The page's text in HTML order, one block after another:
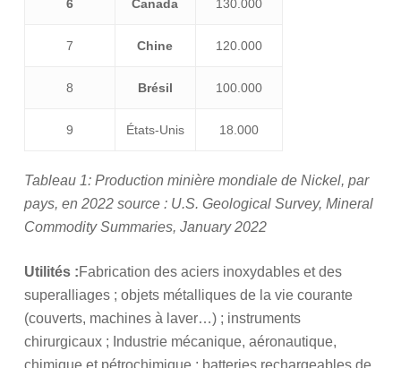
6 Canada 130.000
7 Chine 120.000
8 Brésil 100.000
9 États-Unis 18.000
Tableau 1: Production minière mondiale de Nickel, par
pays, en 2022 source : U.S. Geological Survey, Mineral
Commodity Summaries, January 2022
Utilités :Fabrication des aciers inoxydables et des
superalliages ; objets métalliques de la vie courante
(couverts, machines à laver…) ; instruments
chirurgicaux ; Industrie mécanique, aéronautique,
chimique et pétrochimique ; batteries rechargeables de